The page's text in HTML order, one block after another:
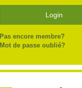
Login
Pas encore membre?
Mot de passe oublié?